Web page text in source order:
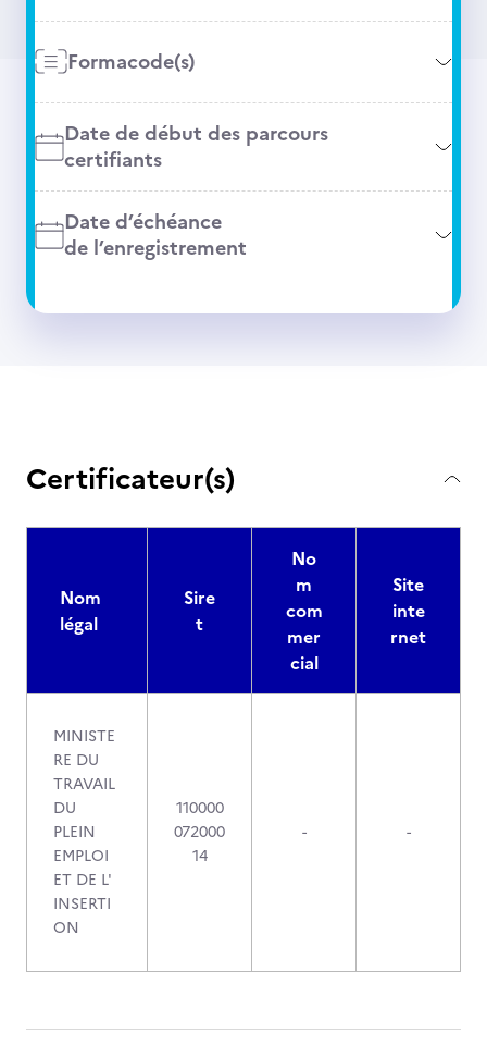
Formacode(s)
Date de début des parcours
certifiants
Date d’échéance
de l’enregistrement
Certificateur(s)
Nom
légal
Sire
t
No
m
com
mer
cial
Site
inte
rnet
MINISTE
RE DU
TRAVAIL
DU
PLEIN
EMPLOI
ET DE L'
INSERTI
ON
110000
072000
14
- -